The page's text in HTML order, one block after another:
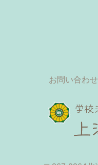
お問い合わせ